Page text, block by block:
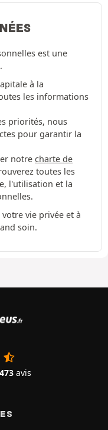
est une
à la
les informations
priorités, nous
pour garantir la
notre charte de
toutes les
l'utilisation et la
vie privée et à
soin.
avis